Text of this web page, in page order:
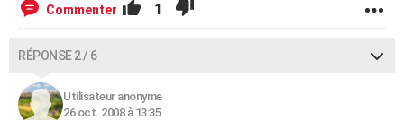
Bricolage
Lifestyle
Culture
Sport
Auto
Television
Voyage
Cinema
Commenter 1
RÉPONSE 2 / 6
Utilisateur anonyme
26 oct. 2008 à 13:35